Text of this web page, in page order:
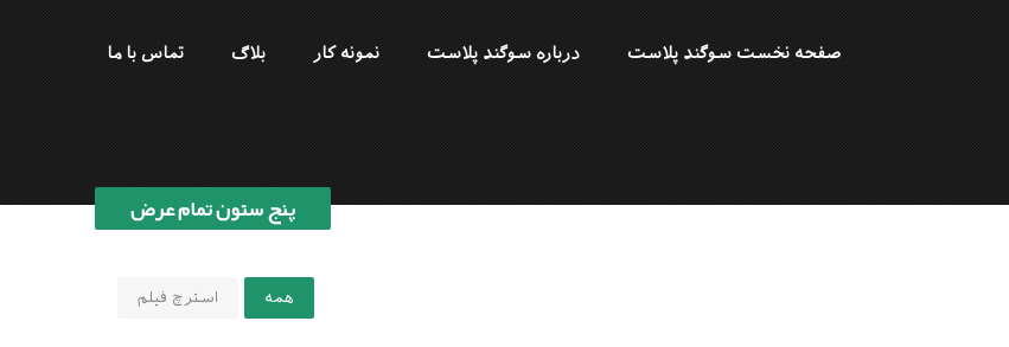
صفحه نخست سوگند پلاست درباره سوگند پلاست نمونه کار بلاگ تماس با ما
پنج ستون تمام عرض
همه استرچ فیلم